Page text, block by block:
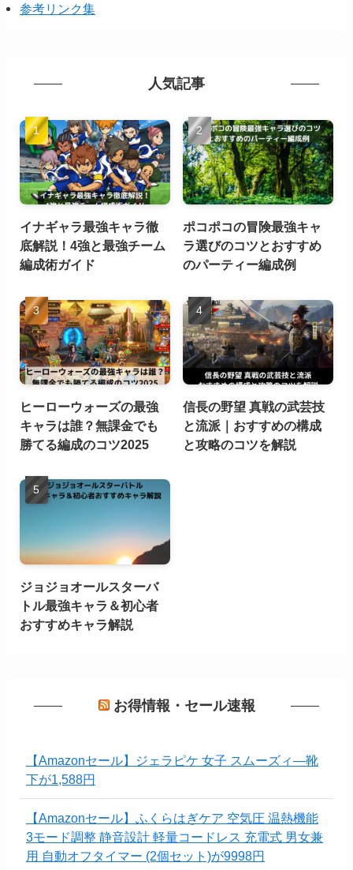
参考リンク集
人気記事
イナギャラ最強キャラ徹
底解説！4強と最強チーム
編成術ガイド
ポコポコの冒険最強キャ
ラ選びのコツとおすすめ
のパーティー編成例
ヒーローウォーズの最強
キャラは誰？無課金でも
勝てる編成のコツ2025
信長の野望 真戦の武芸技
と流派｜おすすめの構成
と攻略のコツを解説
ジョジョオールスターバ
トル最強キャラ＆初心者
おすすめキャラ解説
お得情報・セール速報
【Amazonセール】ジェラピケ 女子 スムーズィ―靴
下が1,588円
【Amazonセール】ふくらはぎケア 空気圧 温熱機能
3モード調整 静音設計 軽量コードレス 充電式 男女兼
用 自動オフタイマー (2個セット)が9998円